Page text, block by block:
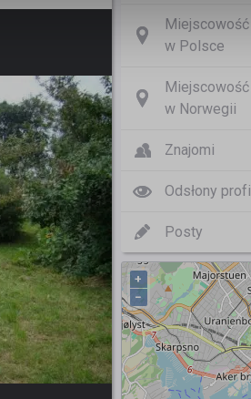
Miejscowość
w Polsce
Miejscowość
w Norwegii
Znajomi
Odsłony
Posty
+
−